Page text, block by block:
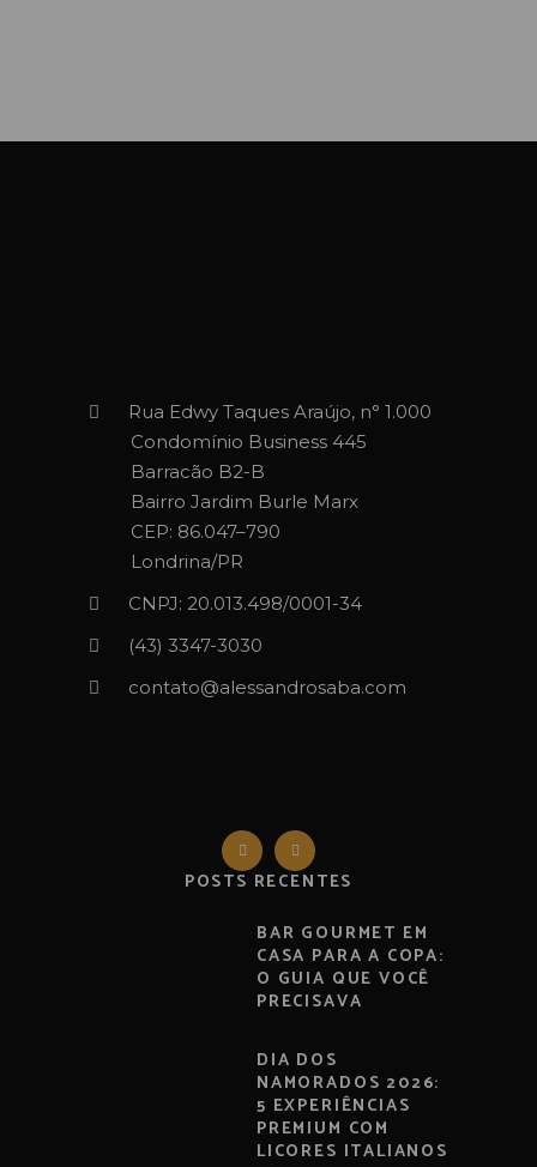
Rua Edwy Taques Araújo, n° 1.000
Condomínio Business 445
Barracão B2-B
Bairro Jardim Burle Marx
CEP: 86.047–790
Londrina/PR
CNPJ: 20.013.498/0001-34
(43) 3347-3030‬‬
contato@alessandrosaba.com
POSTS RECENTES
BAR GOURMET EM
CASA PARA A COPA:
O GUIA QUE VOCÊ
PRECISAVA
DIA DOS
NAMORADOS 2026:
5 EXPERIÊNCIAS
PREMIUM COM
LICORES ITALIANOS